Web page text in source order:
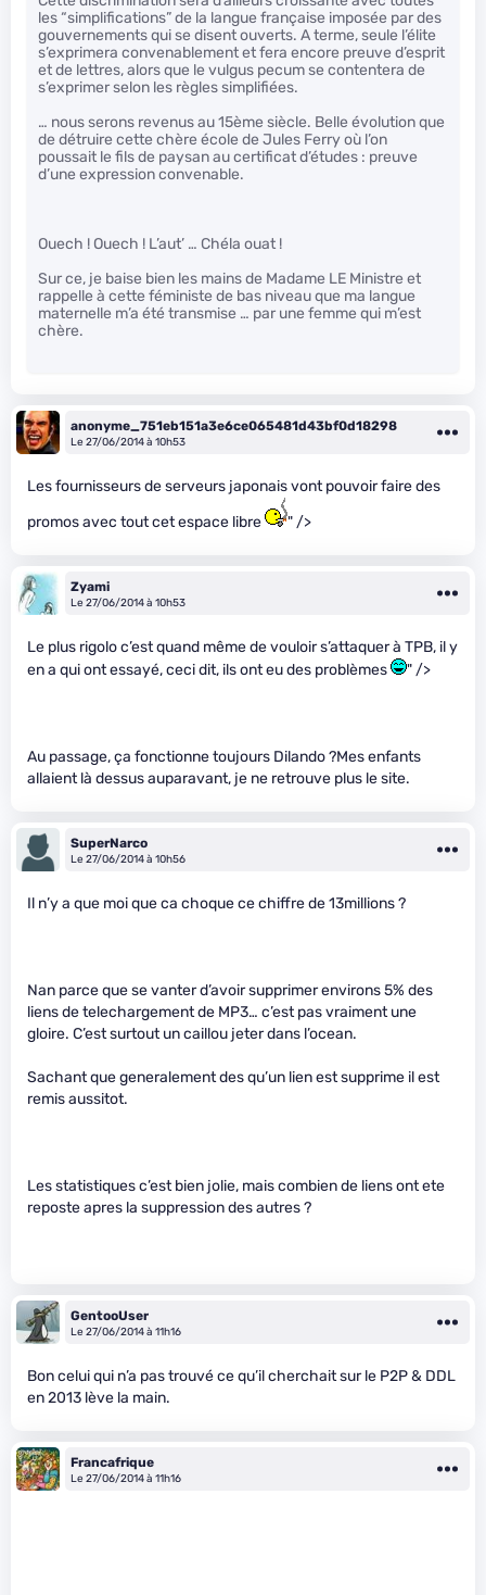
les “simplifications” de la langue française imposée par des
gouvernements qui se disent ouverts. A terme, seule l’élite
s’exprimera convenablement et fera encore preuve d’esprit
et de lettres, alors que le vulgus pecum se contentera de
s’exprimer selon les règles simplifiées.
… nous serons revenus au 15ème siècle. Belle évolution que
de détruire cette chère école de Jules Ferry où l’on
poussait le fils de paysan au certificat d’études : preuve
d’une expression convenable.
Ouech ! Ouech ! L’aut’ … Chéla ouat !
Sur ce, je baise bien les mains de Madame LE Ministre et
rappelle à cette féministe de bas niveau que ma langue
maternelle m’a été transmise … par une femme qui m’est
chère.
anonyme_751eb151a3e6ce065481d43bf0d18298
Le 27/06/2014 à 10h53
Les fournisseurs de serveurs japonais vont pouvoir faire des
promos avec tout cet espace libre
" />
Zyami
Le 27/06/2014 à 10h53
Le plus rigolo c’est quand même de vouloir s’attaquer à TPB, il y
en a qui ont essayé, ceci dit, ils ont eu des problèmes
" />
Au passage, ça fonctionne toujours Dilando ?Mes enfants
allaient là dessus auparavant, je ne retrouve plus le site.
SuperNarco
Le 27/06/2014 à 10h56
Il n’y a que moi que ca choque ce chiffre de 13millions ?
Nan parce que se vanter d’avoir supprimer environs 5% des
liens de telechargement de MP3… c’est pas vraiment une
gloire. C’est surtout un caillou jeter dans l’ocean.
Sachant que generalement des qu’un lien est supprime il est
remis aussitot.
Les statistiques c’est bien jolie, mais combien de liens ont ete
reposte apres la suppression des autres ?
GentooUser
Le 27/06/2014 à 11h16
Bon celui qui n’a pas trouvé ce qu’il cherchait sur le P2P & DDL
en 2013 lève la main.
Francafrique
Le 27/06/2014 à 11h16